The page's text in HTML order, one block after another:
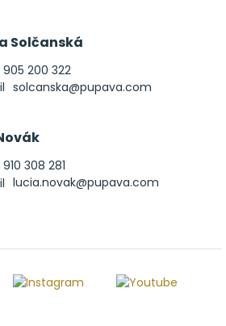
Solčanská
905 200 322
solcanska@pupava.com
910 308 281
lucia.novak@pupava.com